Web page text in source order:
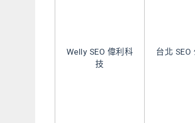
Welly SEO 偉利科
技
台北